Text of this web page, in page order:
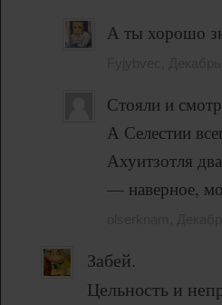
А ты хорошо
Стояли и
А Селестии
Ахуитзотля
— наверное,
Забей.
Цельность и